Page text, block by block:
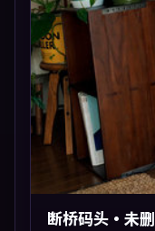
断桥码头·未